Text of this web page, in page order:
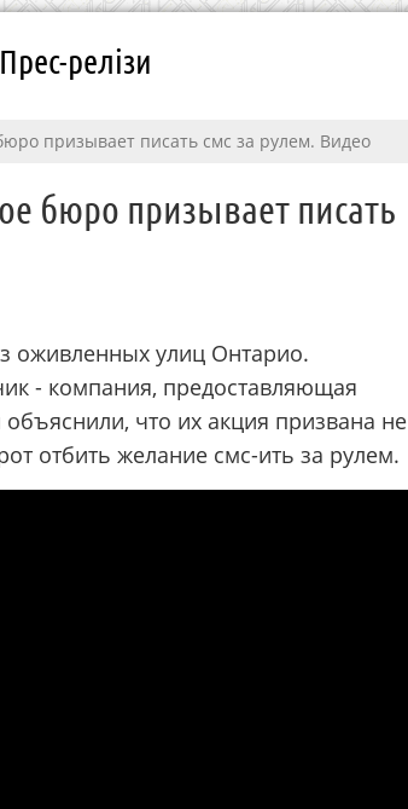
Прес-релізи
призывает писать смс за рулем. Видео
бюро призывает писать
оживленных улиц Онтарио.
- компания, предоставляющая
что их акция призвана не
отбить желание смс-ить за рулем.